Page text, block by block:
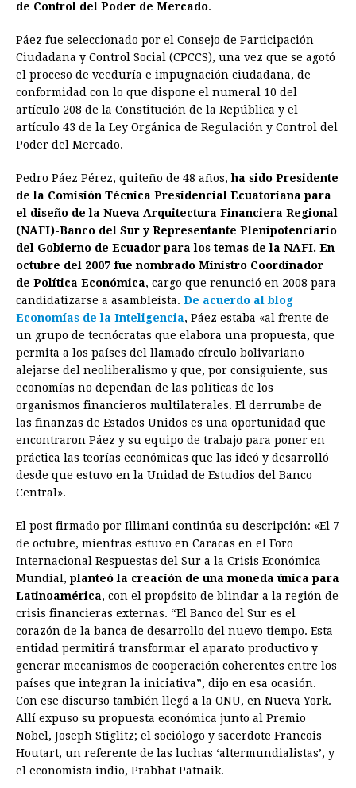
o
k
g
e
r
A
p
p
d
s
e
s
I
n
de Control del Poder de Mercado.
Páez fue seleccionado por el Consejo de Participación
Ciudadana y Control Social (CPCCS), una vez que se agotó
el proceso de veeduría e impugnación ciudadana, de
conformidad con lo que dispone el numeral 10 del
artículo 208 de la Constitución de la República y el
artículo 43 de la Ley Orgánica de Regulación y Control del
Poder del Mercado.
Pedro Páez Pérez, quiteño de 48 años,ha sido Presidente
de la Comisión Técnica Presidencial Ecuatoriana para
el diseño de la Nueva Arquitectura Financiera Regional
(NAFI)-Banco del Sur y Representante Plenipotenciario
del Gobierno de Ecuador para los temas de la NAFI. En
octubre del 2007 fue nombrado Ministro Coordinador
de Política Económica, cargo que renunció en 2008 para
candidatizarse a asambleísta. De acuerdo al blog
Economías de la Inteligencia, Páez estaba «al frente de
un grupo de tecnócratas que elabora una propuesta, que
permita a los países del llamado círculo bolivariano
alejarse del neoliberalismo y que, por consiguiente, sus
economías no dependan de las políticas de los
organismos financieros multilaterales. El derrumbe de
las finanzas de Estados Unidos es una oportunidad que
encontraron Páez y su equipo de trabajo para poner en
práctica las teorías económicas que las ideó y desarrolló
desde que estuvo en la Unidad de Estudios del Banco
Central».
El post firmado por Illimani continúa su descripción: «El 7
de octubre, mientras estuvo en Caracas en el Foro
Internacional Respuestas del Sur a la Crisis Económica
Mundial, planteó la creación de una moneda única para
Latinoamérica, con el propósito de blindar a la región de
crisis financieras externas. “El Banco del Sur es el
corazón de la banca de desarrollo del nuevo tiempo. Esta
entidad permitirá transformar el aparato productivo y
generar mecanismos de cooperación coherentes entre los
países que integran la iniciativa”, dijo en esa ocasión.
Con ese discurso también llegó a la ONU, en Nueva York.
Allí expuso su propuesta económica junto al Premio
Nobel, Joseph Stiglitz; el sociólogo y sacerdote Francois
Houtart, un referente de las luchas ‘altermundialistas’, y
el economista indio, Prabhat Patnaik.